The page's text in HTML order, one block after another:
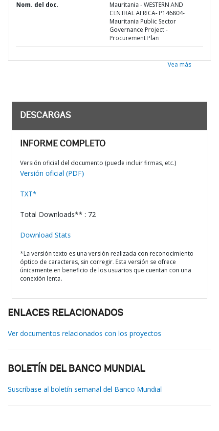
Nom. del doc.
Mauritania - WESTERN AND
CENTRAL AFRICA- P146804-
Mauritania Public Sector
Governance Project -
Procurement Plan
Vea más
DESCARGAS
INFORME COMPLETO
Versión oficial del documento (puede incluir firmas, etc.)
Versión oficial (PDF)
TXT*
Total Downloads** : 72
Download Stats
*La versión texto es una versión realizada con reconocimiento
óptico de caracteres, sin corregir. Esta versión se ofrece
únicamente en beneficio de los usuarios que cuentan con una
conexión lenta.
ENLACES RELACIONADOS
Ver documentos relacionados con los proyectos
BOLETÍN DEL BANCO MUNDIAL
Suscríbase al boletín semanal del Banco Mundial